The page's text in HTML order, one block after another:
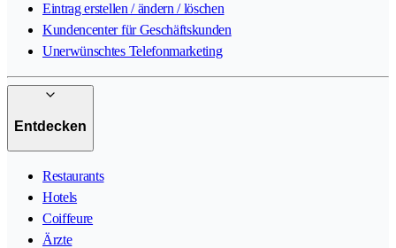
Eintrag erstellen / ändern / löschen
Kundencenter für Geschäftskunden
Unerwünschtes Telefonmarketing
Entdecken
Restaurants
Hotels
Coiffeure
Ärzte